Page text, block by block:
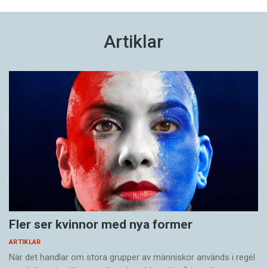
Artiklar
Fler ser kvinnor med nya former
ARTIKLAR
När det handlar om stora grupper av människor används i regel